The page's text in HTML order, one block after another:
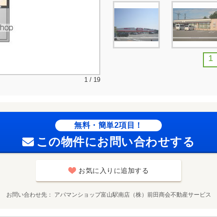
1 / 19
1
無料・簡単2項目！
この物件にお問い合わせする
お気に入りに追加する
お問い合わせ先 アパマンショップ富山駅南店（株）前田商会不動産サービス